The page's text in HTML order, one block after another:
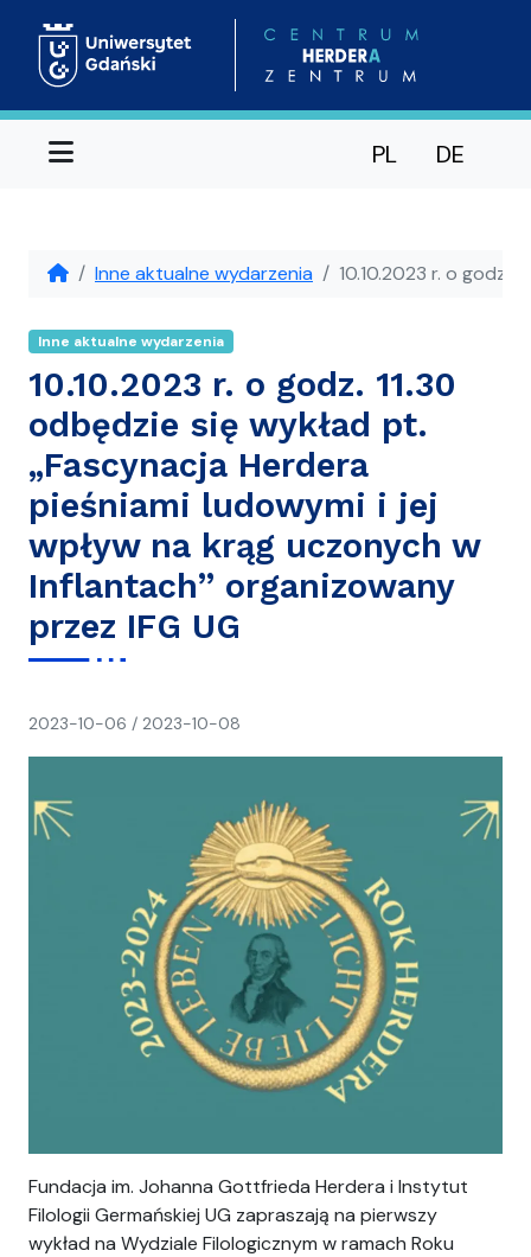
Menu PL DE
Inne aktualne wydarzenia 10.10.2023 r. o godz.
Inne aktualne wydarzenia
10.10.2023 r. o godz. 11.30
odbędzie się wykład pt.
„Fascynacja Herdera
pieśniami ludowymi i jej
wpływ na krąg uczonych w
Inflantach” organizowany
przez IFG UG
2023-10-06 / 2023-10-08
Fundacja im. Johanna Gottfrieda Herdera i Instytut
Filologii Germańskiej UG zapraszają na pierwszy
wykład na Wydziale Filologicznym w ramach Roku